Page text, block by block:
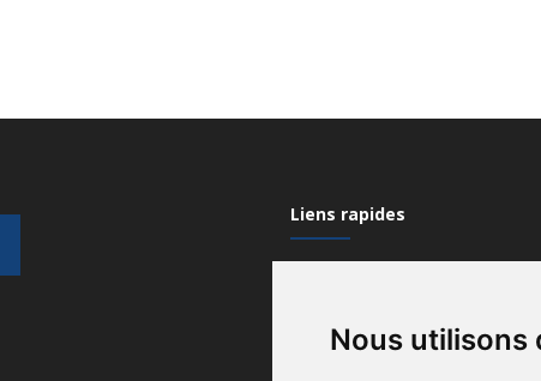
Nous utilisons
Liens rapides
Contactez-nous